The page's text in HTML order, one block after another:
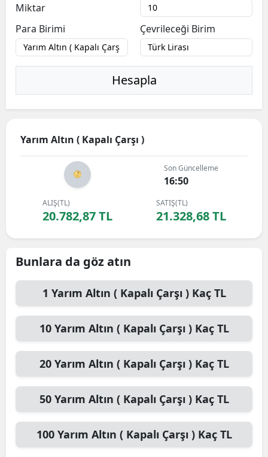
Miktar
Para Birimi
Çevrileceği Birim
Hesapla
Yarım Altın ( Kapalı Çarşı )
Son Güncelleme
16:50
ALIŞ(TL)
20.782,87 TL
SATIŞ(TL)
21.328,68 TL
Bunlara da göz atın
1 Yarım Altın ( Kapalı Çarşı )Kaç TL
10 Yarım Altın ( Kapalı Çarşı )Kaç TL
20 Yarım Altın ( Kapalı Çarşı )Kaç TL
50 Yarım Altın ( Kapalı Çarşı )Kaç TL
100 Yarım Altın ( Kapalı Çarşı )Kaç TL